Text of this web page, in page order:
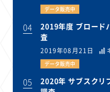
データ販売中
04
2019年度 ブロード
査
2019年08月21日
データ販売中
05
2020年 サブスクリ